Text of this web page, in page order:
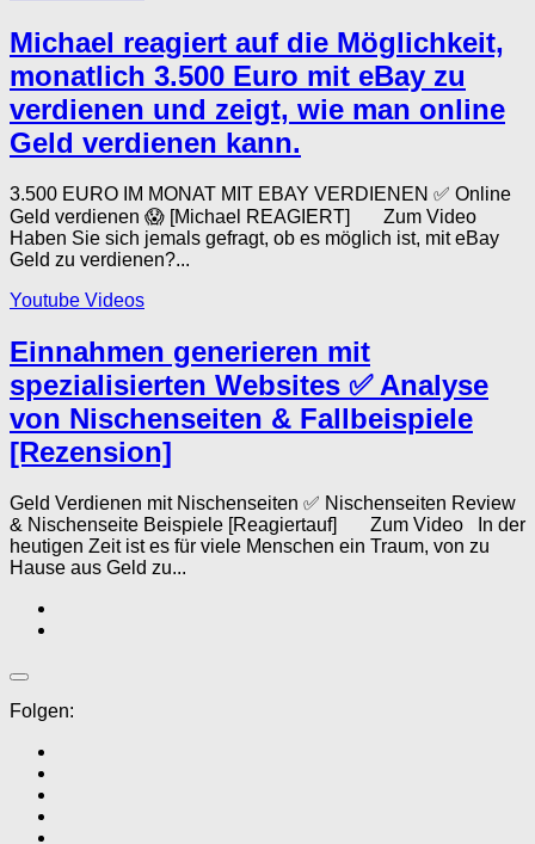
Michael reagiert auf die Möglichkeit,
monatlich 3.500 Euro mit eBay zu
verdienen und zeigt, wie man online
Geld verdienen kann.
3.500 EURO IM MONAT MIT EBAY VERDIENEN ✅ Online
Geld verdienen 😱 [Michael REAGIERT] Zum Video
Haben Sie sich jemals gefragt, ob es möglich ist, mit eBay
Geld zu verdienen?...
Youtube Videos
Einnahmen generieren mit
spezialisierten Websites ✅ Analyse
von Nischenseiten & Fallbeispiele
[Rezension]
Geld Verdienen mit Nischenseiten ✅ Nischenseiten Review
& Nischenseite Beispiele [Reagiertauf] Zum Video In der
heutigen Zeit ist es für viele Menschen ein Traum, von zu
Hause aus Geld zu...
Folgen: